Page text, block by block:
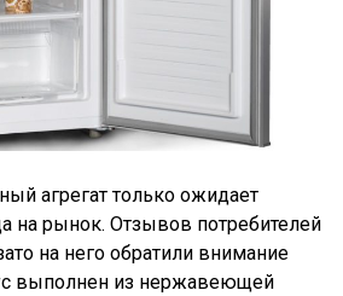
агрегат только ожидает
на рынок. Отзывов потребителей
на него обратили внимание
выполнен из нержавеющей